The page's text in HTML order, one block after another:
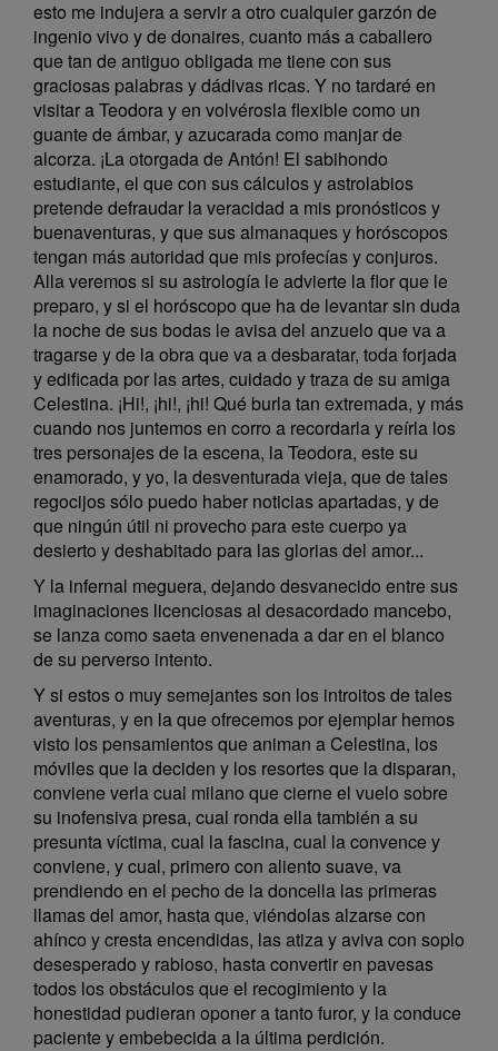
esto me indujera a servir a otro cualquier garzón de
ingenio vivo y de donaires, cuanto más a caballero
que tan de antiguo obligada me tiene con sus
graciosas palabras y dádivas ricas. Y no tardaré en
visitar a Teodora y en volvérosla flexible como un
guante de ámbar, y azucarada como manjar de
alcorza. ¡La otorgada de Antón! El sabihondo
estudiante, el que con sus cálculos y astrolabios
pretende defraudar la veracidad a mis pronósticos y
buenaventuras, y que sus almanaques y horóscopos
tengan más autoridad que mis profecías y conjuros.
Alla veremos si su astrología le advierte la flor que le
preparo, y si el horóscopo que ha de levantar sin duda
la noche de sus bodas le avisa del anzuelo que va a
tragarse y de la obra que va a desbaratar, toda forjada
y edificada por las artes, cuidado y traza de su amiga
Celestina. ¡Hi!, ¡hi!, ¡hi! Qué burla tan extremada, y más
cuando nos juntemos en corro a recordarla y reírla los
tres personajes de la escena, la Teodora, este su
enamorado, y yo, la desventurada vieja, que de tales
regocijos sólo puedo haber noticias apartadas, y de
que ningún útil ni provecho para este cuerpo ya
desierto y deshabitado para las glorias del amor...
Y la infernal meguera, dejando desvanecido entre sus
imaginaciones licenciosas al desacordado mancebo,
se lanza como saeta envenenada a dar en el blanco
de su perverso intento.
Y si estos o muy semejantes son los introitos de tales
aventuras, y en la que ofrecemos por ejemplar hemos
visto los pensamientos que animan a Celestina, los
móviles que la deciden y los resortes que la disparan,
conviene verla cual milano que cierne el vuelo sobre
su inofensiva presa, cual ronda ella también a su
presunta víctima, cual la fascina, cual la convence y
conviene, y cual, primero con aliento suave, va
prendiendo en el pecho de la doncella las primeras
llamas del amor, hasta que, viéndolas alzarse con
ahínco y cresta encendidas, las atiza y aviva con soplo
desesperado y rabioso, hasta convertir en pavesas
todos los obstáculos que el recogimiento y la
honestidad pudieran oponer a tanto furor, y la conduce
paciente y embebecida a la última perdición.